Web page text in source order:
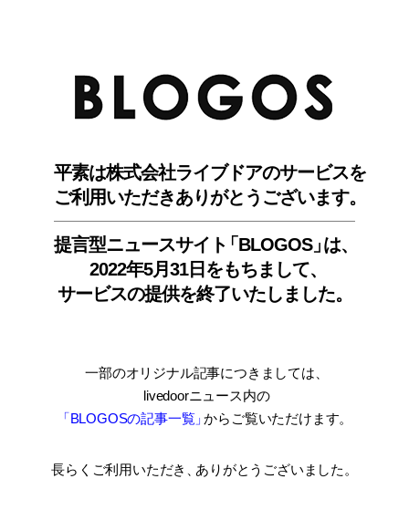
平素は株式会社ライブドアのサービスを
ご利用いただきありがとうございます。
提言型ニュースサイ ト「BLOGOS」は、
2022年5月31日をもちまして、
サービスの提供を終了いたしました。
一部のオリジナル記事につきましては
livedoorニュース内の
「BLOGOSの記事一覧」からご覧いただけます。
長らくご利用いただき ありがとうございました。